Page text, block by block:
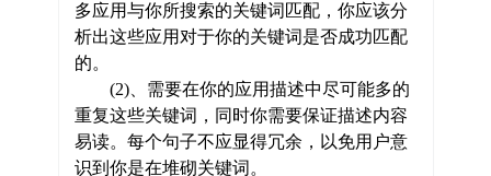
多应用与你所搜索的关键词匹配，你应该分
析出这些应用对于你的关键词是否成功匹配
的。
(2)、需要在你的应用描述中尽可能多的
重复这些关键词，同时你需要保证描述内容
易读。每个句子不应显得冗余，以免用户意
识到你是在堆砌关键词。